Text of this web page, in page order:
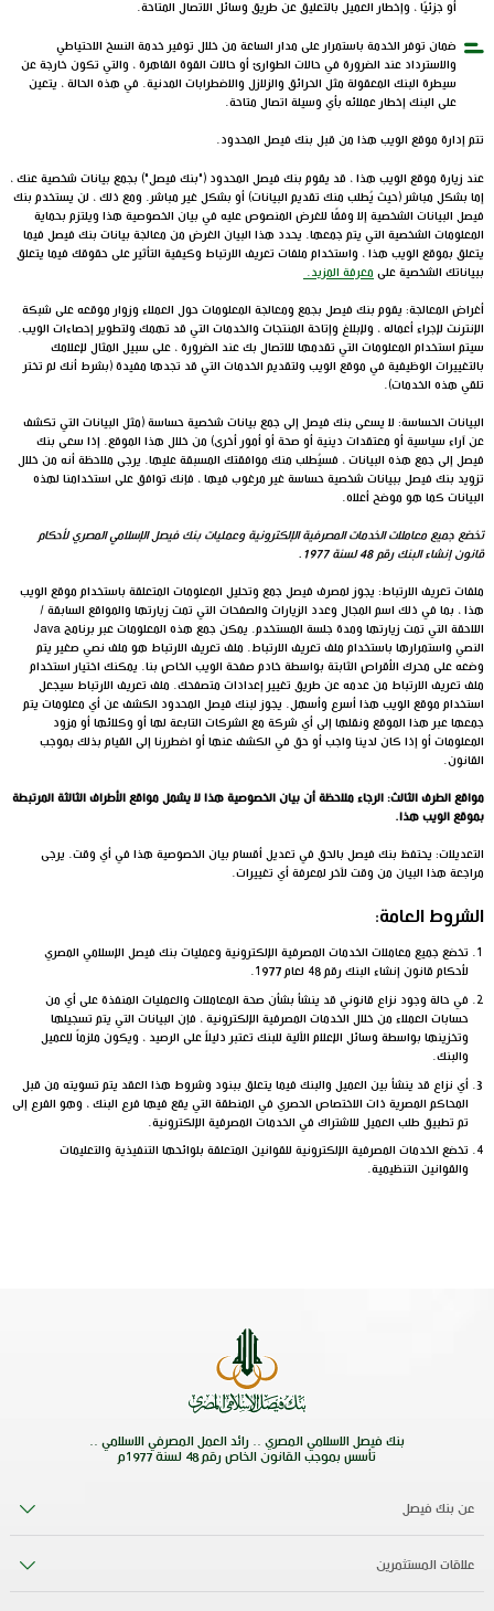
أو جزئيًا ، وإخطار العميل بالتعليق عن طريق وسائل الاتصال المتاحة.
ضمان توفر الخدمة باستمرار على مدار الساعة من خلال توفير خدمة النسخ الاحتياطي
والاسترداد عند الضرورة في حالات الطوارئ أو حالات القوة القاهرة ، والتي تكون خارجة عن
سيطرة البنك المعقولة مثل الحرائق والزلازل والاضطرابات المدنية. في هذه الحالة ، يتعين
على البنك إخطار عملائه بأي وسيلة اتصال متاحة.
تتم إدارة موقع الويب هذا من قبل بنك فيصل المحدود.
عند زيارة موقع الويب هذا ، قد يقوم بنك فيصل المحدود ("بنك فيصل") بجمع بيانات شخصية عنك ،
إما بشكل مباشر (حيث يُطلب منك تقديم البيانات) أو بشكل غير مباشر. ومع ذلك ، لن يستخدم بنك
فيصل البيانات الشخصية إلا وفقًا للغرض المنصوص عليه في بيان الخصوصية هذا ويلتزم بحماية
المعلومات الشخصية التي يتم جمعها. يحدد هذا البيان الغرض من معالجة بيانات بنك فيصل فيما
يتعلق بموقع الويب هذا ، واستخدام ملفات تعريف الارتباط وكيفية التأثير على حقوقك فيما يتعلق
ببياناتك الشخصية على معرفة المزيد.
أغراض المعالجة: يقوم بنك فيصل بجمع ومعالجة المعلومات حول العملاء وزوار موقعه على شبكة
الإنترنت لإجراء أعماله ، ولإبلاغ وإتاحة المنتجات والخدمات التي قد تهمك ولتطوير إحصاءات الويب.
سيتم استخدام المعلومات التي تقدمها للاتصال بك عند الضرورة ، على سبيل المثال لإعلامك
بالتغييرات الوظيفية في موقع الويب ولتقديم الخدمات التي قد تجدها مفيدة (بشرط أنك لم تختر
تلقي هذه الخدمات).
البيانات الحساسة: لا يسعى بنك فيصل إلى جمع بيانات شخصية حساسة (مثل البيانات التي تكشف
عن آراء سياسية أو معتقدات دينية أو صحة أو أمور أخرى) من خلال هذا الموقع. إذا سعى بنك
فيصل إلى جمع هذه البيانات ، فسيُطلب منك موافقتك المسبقة عليها. يرجى ملاحظة أنه من خلال
تزويد بنك فيصل ببيانات شخصية حساسة غير مرغوب فيها ، فإنك توافق على استخدامنا لهذه
البيانات كما هو موضح أعلاه.
تخضع جميع معاملات الخدمات المصرفية الإلكترونية وعمليات بنك فيصل الإسلامي المصري لأحكام
قانون إنشاء البنك رقم 48 لسنة 1977.
ملفات تعريف الارتباط: يجوز لمصرف فيصل جمع وتحليل المعلومات المتعلقة باستخدام موقع الويب
هذا ، بما في ذلك اسم المجال وعدد الزيارات والصفحات التي تمت زيارتها والمواقع السابقة /
اللاحقة التي تمت زيارتها ومدة جلسة المستخدم. يمكن جمع هذه المعلومات عبر برنامج Java
النصي واستمرارها باستخدام ملف تعريف الارتباط. ملف تعريف الارتباط هو ملف نصي صغير يتم
وضعه على محرك الأقراص الثابتة بواسطة خادم صفحة الويب الخاص بنا. يمكنك اختيار استخدام
ملف تعريف الارتباط من عدمه عن طريق تغيير إعدادات متصفحك. ملف تعريف الارتباط سيجعل
استخدام موقع الويب هذا أسرع وأسهل. يجوز لبنك فيصل المحدود الكشف عن أي معلومات يتم
جمعها عبر هذا الموقع ونقلها إلى أي شركة مع الشركات التابعة لها أو وكلائها أو مزود
المعلومات أو إذا كان لدينا واجب أو حق في الكشف عنها أو اضطررنا إلى القيام بذلك بموجب
القانون.
مواقع الطرف الثالث: الرجاء ملاحظة أن بيان الخصوصية هذا لا يشمل مواقع الأطراف الثالثة المرتبطة
بموقع الويب هذا.
التعديلات: يحتفظ بنك فيصل بالحق في تعديل أقسام بيان الخصوصية هذا في أي وقت. يرجى
مراجعة هذا البيان من وقت لآخر لمعرفة أي تغييرات.
الشروط العامة:
تخضع جميع معاملات الخدمات المصرفية الإلكترونية وعمليات بنك فيصل الإسلامي المصري
لأحكام قانون إنشاء البنك رقم 48 لعام 1977.
في حالة وجود نزاع قانوني قد ينشأ بشأن صحة المعاملات والعمليات المنفذة على أي من
حسابات العملاء من خلال الخدمات المصرفية الإلكترونية ، فإن البيانات التي يتم تسجيلها
وتخزينها بواسطة وسائل الإعلام الآلية للبنك تعتبر دليلاً على الرصيد ، ويكون ملزماً للعميل
والبنك.
أي نزاع قد ينشأ بين العميل والبنك فيما يتعلق ببنود وشروط هذا العقد يتم تسويته من قبل
المحاكم المصرية ذات الاختصاص الحصري في المنطقة التي يقع فيها فرع البنك ، وهو الفرع إلى
تم تطبيق طلب العميل للاشتراك في الخدمات المصرفية الإلكترونية.
تخضع الخدمات المصرفية الإلكترونية للقوانين المتعلقة بلوائحها التنفيذية والتعليمات
والقوانين التنظيمية.
بنك فيصل الاسلامي المصري .. رائد العمل المصرفي الاسلامي ..
تأسس بموجب القانون الخاص رقم 48 لسنة 1977م
عن بنك فيصل
علاقات المستثمرين